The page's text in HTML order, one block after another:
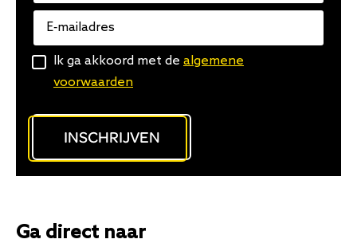
Algemene
voorwaarden
Ik ga akkoord met de algemene
voorwaarden
INSCHRIJVEN
Ga direct naar